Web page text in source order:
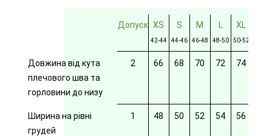
Допуск XS
42-44
S
44-46
M
46-48
L
48-50
XL
50-52
Довжина від кута
плечового шва та
горловини до низу
2 66 68 70 72 74
Ширина на рівні
грудей
1 48 50 52 54 56